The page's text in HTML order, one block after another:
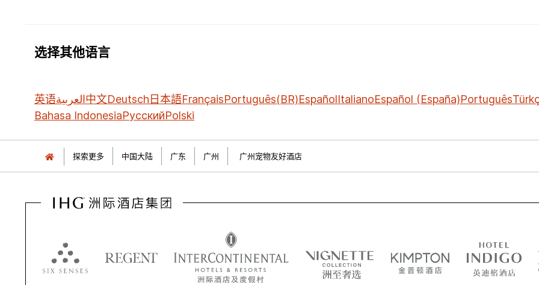
选择其他语言
英语العربية中文Deutsch 日本語FrançaisPortuguês(BR)EspañolItalianoEspañol (España)Português
Bahasa IndonesiaРусскийPolski
探索更多 中国大陆 广东 广州 广州宠物友好酒店